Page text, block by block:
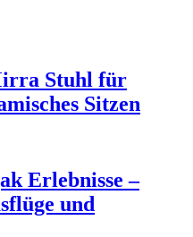
Stuhl für
Sitzen
Erlebnisse –
und